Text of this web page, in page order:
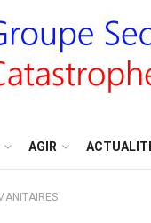
AGIR